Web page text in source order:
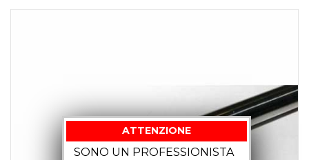
ATTENZIONE
SONO UN PROFESSIONISTA